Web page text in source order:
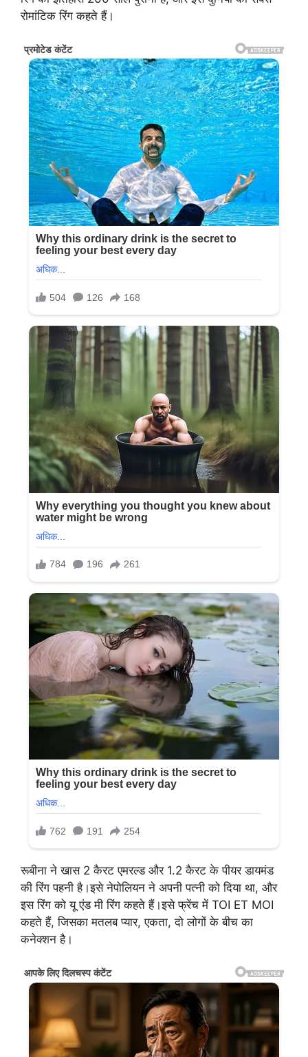
रोमांटिक रिंग कहते हैं।
रूबीना ने खास 2 कैरट एमरल्ड और 1.2 कैरट के पीयर डायमंड
की रिंग पहनी है।इसे नेपोलियन ने अपनी पत्नी को दिया था, और
इस रिंग को यू एंड मी रिंग कहते हैं।इसे फ्रेंच में TOI ET MOI
कहते हैं, जिसका मतलब प्यार, एकता, दो लोगों के बीच का
कनेक्शन है।